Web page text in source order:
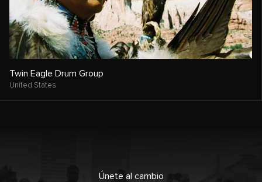
Twin Eagle Drum Group
United States
Únete al cambio